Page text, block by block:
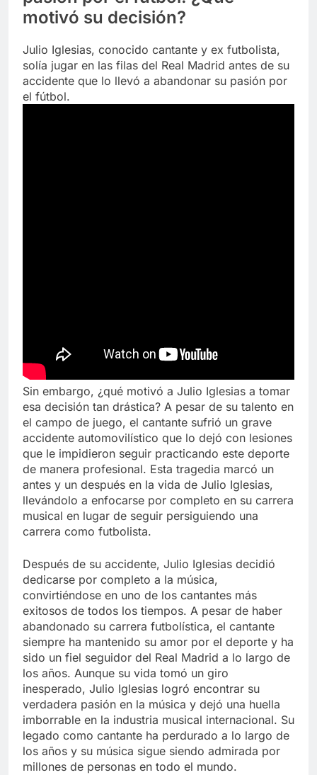
motivó su decisión?
Julio Iglesias, conocido cantante y ex futbolista,
solía jugar en las filas del Real Madrid antes de su
accidente que lo llevó a abandonar su pasión por
el fútbol.
Sin embargo, ¿qué motivó a Julio Iglesias a tomar
esa decisión tan drástica? A pesar de su talento en
el campo de juego, el cantante sufrió un grave
accidente automovilístico que lo dejó con lesiones
que le impidieron seguir practicando este deporte
de manera profesional. Esta tragedia marcó un
antes y un después en la vida de Julio Iglesias,
llevándolo a enfocarse por completo en su carrera
musical en lugar de seguir persiguiendo una
carrera como futbolista.
Después de su accidente, Julio Iglesias decidió
dedicarse por completo a la música,
convirtiéndose en uno de los cantantes más
exitosos de todos los tiempos. A pesar de haber
abandonado su carrera futbolística, el cantante
siempre ha mantenido su amor por el deporte y ha
sido un fiel seguidor del Real Madrid a lo largo de
los años. Aunque su vida tomó un giro
inesperado, Julio Iglesias logró encontrar su
verdadera pasión en la música y dejó una huella
imborrable en la industria musical internacional. Su
legado como cantante ha perdurado a lo largo de
los años y su música sigue siendo admirada por
millones de personas en todo el mundo.